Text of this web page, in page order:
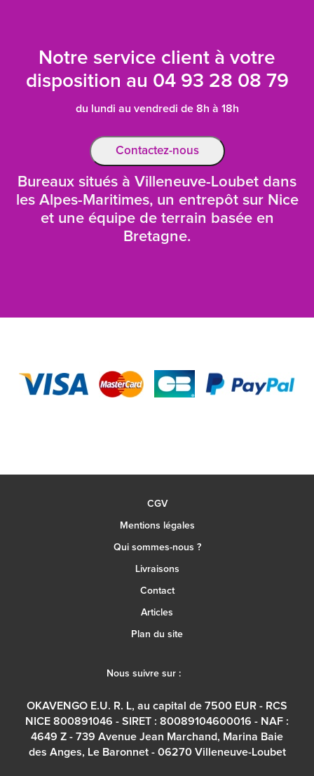
Notre service client à votre
disposition au 04 93 28 08 79
du lundi au vendredi de 8h à 18h
Contactez-nous
Bureaux situés à Villeneuve-Loubet dans
les Alpes-Maritimes, un entrepôt sur Nice
et une équipe de terrain basée en
Bretagne.
CGV
Mentions légales
Qui sommes-nous ?
Livraisons
Contact
Articles
Plan du site
Nous suivre sur :
OKAVENGO E.U. R. L, au capital de 7500 EUR - RCS
NICE 800891046 - SIRET : 80089104600016 - NAF :
4649 Z - 739 Avenue Jean Marchand, Marina Baie
des Anges, Le Baronnet - 06270 Villeneuve-Loubet